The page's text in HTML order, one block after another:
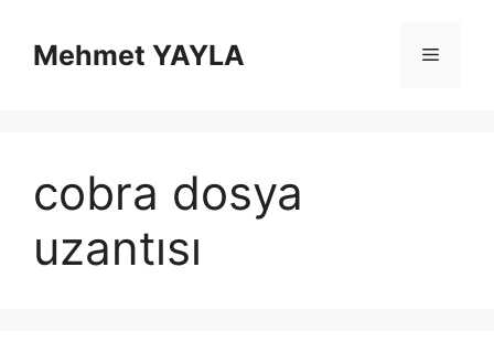
Mehmet YAYLA Menü
cobra dosya
uzantısı